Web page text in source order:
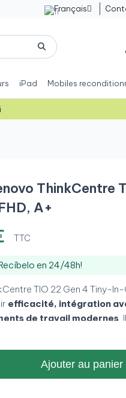
Français 
iPad Mobiles
ThinkCentre
A+
TTC
en 24/48h!
TIO 22 Gen 4 Tiny-
efficacité, intégration
de travail modernes.
dalle IPS
quotidienne. Son
compact
les entreprises et
Ajouter au panier